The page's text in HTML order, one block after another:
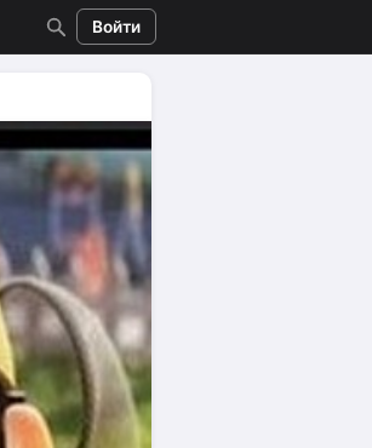
Войти